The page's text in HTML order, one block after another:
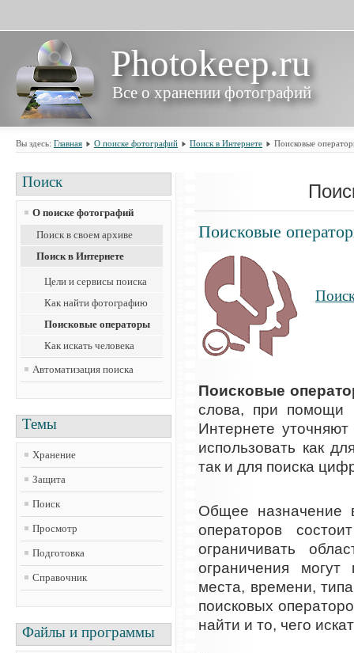
Photokeep.ru
Все о хранении фотографий
Вы здесь: Главная О поиске фотографий Поиск в Интернете Поисковые
Поиск
О поиске фотографий
Поиск в своем архиве
Поиск в Интернете
Цели и сервисы поиска
Как найти фотографию
Поисковые операторы
Как искать человека
Автоматизация поиска
Темы
Хранение
Защита
Поиск
Просмотр
Подготовка
Справочник
Файлы и программы
Поисковые
Поисковые
слова, при помощи
Интернете
использовать как
так и для поиска
Общее назначение
операторов
ограничивать
ограничения
места, времени,
поисковых
найти и то, чего